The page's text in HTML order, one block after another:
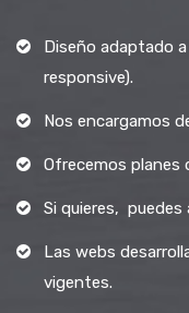
Diseño adaptado
responsive).
Nos encargamos
Ofrecemos planes
Si quieres,
Las webs
vigentes.